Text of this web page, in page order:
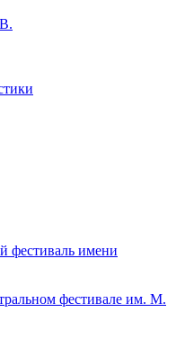
фестиваль имени
фестивале им. М.